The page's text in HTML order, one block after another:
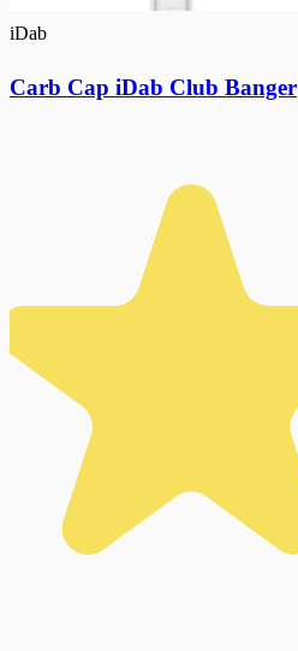
iDab
Carb Cap iDab Club Banger